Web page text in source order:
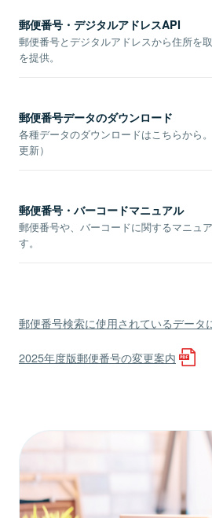
郵便番号・デジタルアドレスAPI
郵便番号とデジタルアドレスから住所を
を提供。
郵便番号データのダウンロード
各種データのダウンロードはこちらから
更新）
郵便番号・バーコードマニュアル
郵便番号や、バーコードに関するマニュ
す。
郵便番号検索に使用されているデータ
2025年度版郵便番号の変更案内